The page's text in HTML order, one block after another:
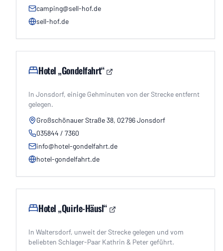
camping@sell-hof.de
sell-hof.de
Hotel „Gondelfahrt“
In Jonsdorf, einige Gehminuten von der Strecke entfernt
gelegen.
Großschönauer Straße 38, 02796 Jonsdorf
035844 / 7360
info@hotel-gondelfahrt.de
hotel-gondelfahrt.de
Hotel „Quirle-Häusl“
In Waltersdorf, unweit der Strecke gelegen und vom
beliebten Schlager-Paar Kathrin & Peter geführt.